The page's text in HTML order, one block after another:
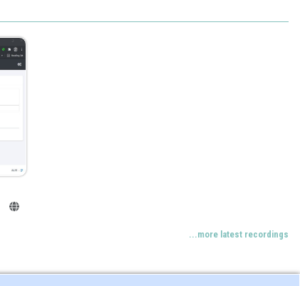
...more latest recordings